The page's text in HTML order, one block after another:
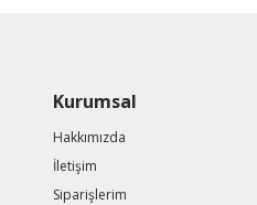
Kurumsal
Hakkımızda
İletişim
Siparişlerim